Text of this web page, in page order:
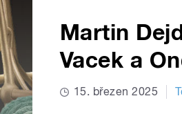
Martin
Vacek a
15. březen 2025